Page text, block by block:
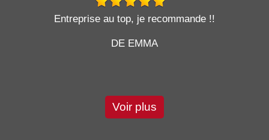
Entreprise au top, je recommande !!
DE EMMA
Voir plus